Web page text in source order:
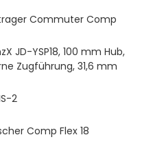
Commuter Comp
JD-YSP18, 100 mm Hub,
Zugführung, 31,6 mm
2
Comp Flex 18